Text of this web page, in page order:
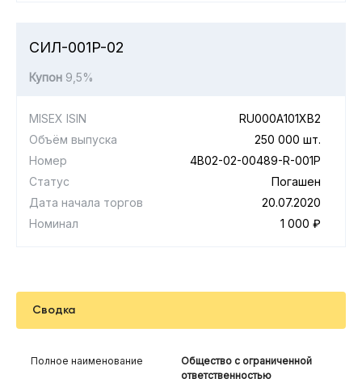
СИЛ-001P-02
Купон 9,5%
MISEX ISIN
RU000A101XB2
Объём выпуска
250 000 шт.
Номер
4B02-02-00489-R-001P
Статус
Погашен
Дата начала торгов
20.07.2020
Номинал
1 000 ₽
Сводка
Полное наименование
Общество с ограниченной
ответственностью